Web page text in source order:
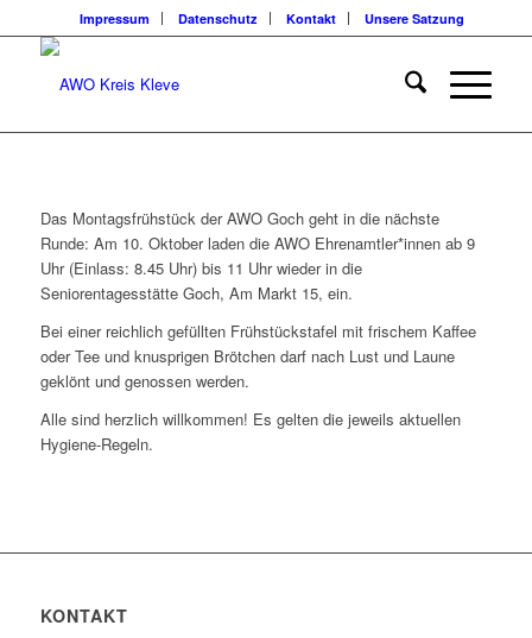
Impressum Datenschutz Kontakt Unsere Satzung
Das Montagsfrühstück der AWO Goch geht in die nächste
Runde: Am 10. Oktober laden die AWO Ehrenamtler*innen ab 9
Uhr (Einlass: 8.45 Uhr) bis 11 Uhr wieder in die
Seniorentagesstätte Goch, Am Markt 15, ein.
Bei einer reichlich gefüllten Frühstückstafel mit frischem Kaffee
oder Tee und knusprigen Brötchen darf nach Lust und Laune
geklönt und genossen werden.
Alle sind herzlich willkommen! Es gelten die jeweils aktuellen
Hygiene-Regeln.
KONTAKT